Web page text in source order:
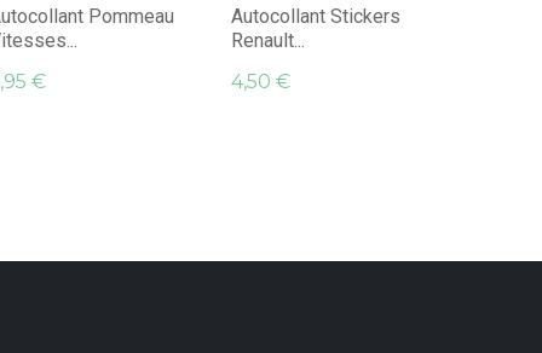
Pommeau
€
Autocollant Stickers
Renault...
4,50 €